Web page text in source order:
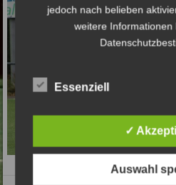
jedoch nach belieben
weitere Informationen
Essenziell
✓
Auswahl